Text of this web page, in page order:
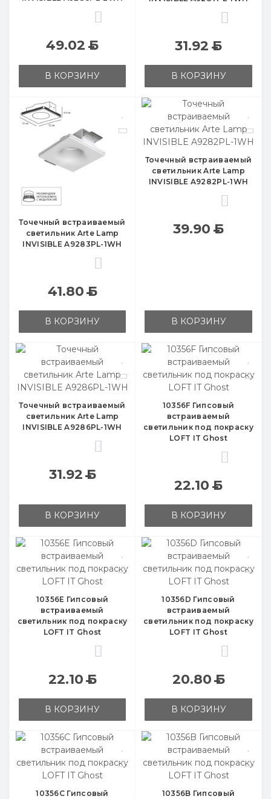
49.02Б
В КОРЗИНУ
31.92Б
В КОРЗИНУ
Точечный встраиваемый
светильник Arte Lamp
INVISIBLE A9283PL-1WH
41.80Б
В КОРЗИНУ
Точечный встраиваемый
светильник Arte Lamp
INVISIBLE A9282PL-1WH
39.90Б
В КОРЗИНУ
Точечный встраиваемый
светильник Arte Lamp
INVISIBLE A9286PL-1WH
31.92Б
В КОРЗИНУ
10356F Гипсовый
встраиваемый
светильник под покраску
LOFT IT Ghost
22.10Б
В КОРЗИНУ
10356E Гипсовый
встраиваемый
светильник под покраску
LOFT IT Ghost
22.10Б
В КОРЗИНУ
10356D Гипсовый
встраиваемый
светильник под покраску
LOFT IT Ghost
20.80Б
В КОРЗИНУ
10356C Гипсовый
10356B Гипсовый